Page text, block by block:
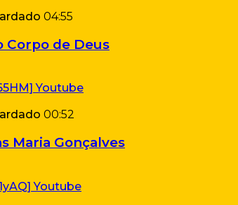
04:55
Corpo de Deus
00:52
Maria Gonçalves